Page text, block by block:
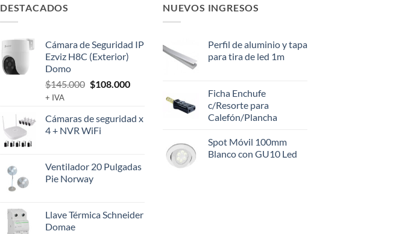
DESTACADOS
Cámara de Seguridad IP
Ezviz H8C (Exterior)
Domo
$145.000 El
era:
$145.000.
$108.000El
es:
+ IVA
Cámaras de seguridad x
4 + NVR WiFi
Ventilador 20 Pulgadas
Pie Norway
Llave Térmica Schneider
Domae
NUEVOS INGRESOS
Perfil de aluminio y tapa
para tira de led 1m
Ficha Enchufe
c/Resorte para
Calefón/Plancha
Spot Móvil 100mm
Blanco con GU10 Led